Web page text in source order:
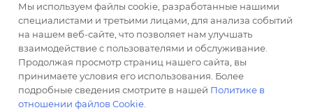
Магазин-склад ТЦ "Альтус"
Ростовская обл, Аксайский р-н,
пос. Янтарный, Малое Зеленое
Кольцо, 3, ТЦ "Альтус" 1 этаж
Показать на карте
Мы используем файлы cookie, разработанные нашими
специалистами и третьими лицами, для анализа событий
на нашем веб-сайте, что позволяет нам улучшать
взаимодействие с пользователями и обслуживание.
Продолжая просмотр страниц нашего сайта, вы
принимаете условия его использования. Более
подробные сведения смотрите в нашей Политике в
отношении файлов Cookie